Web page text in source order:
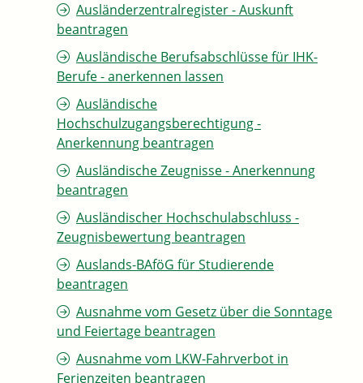
Ausländerzentralregister - Auskunft
beantragen
Ausländische Berufsabschlüsse für IHK-
Berufe - anerkennen lassen
Ausländische
Hochschulzugangsberechtigung -
Anerkennung beantragen
Ausländische Zeugnisse - Anerkennung
beantragen
Ausländischer Hochschulabschluss -
Zeugnisbewertung beantragen
Auslands-BAföG für Studierende
beantragen
Ausnahme vom Gesetz über die Sonntage
und Feiertage beantragen
Ausnahme vom LKW-Fahrverbot in
Ferienzeiten beantragen